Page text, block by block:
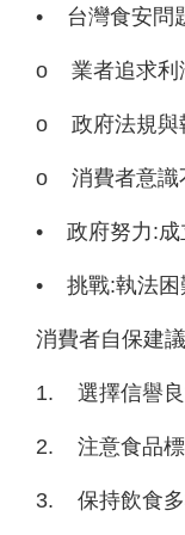
• 台灣食安問
o 業者追求利
o 政府法規與
o 消費者意識
• 政府努力:
• 挑戰:執法
消費者自保建議
1. 選擇信譽
2. 注意食品
3. 保持飲食